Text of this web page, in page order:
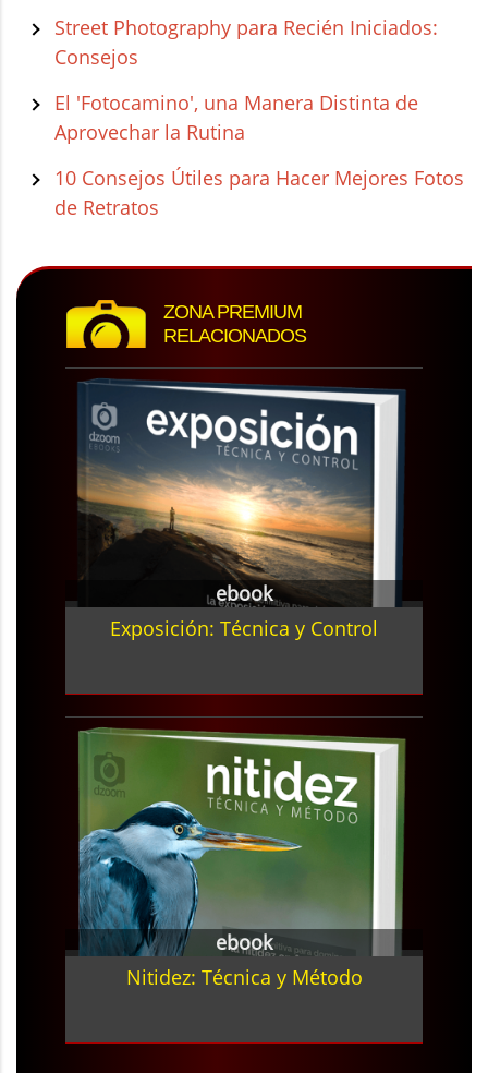
Street Photography para Recién Iniciados:
Consejos
El 'Fotocamino', una Manera Distinta de
Aprovechar la Rutina
10 Consejos Útiles para Hacer Mejores Fotos
de Retratos
ZONA PREMIUM
RELACIONADOS
ebook
Exposición: Técnica y Control
ebook
Nitidez: Técnica y Método